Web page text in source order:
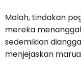
Malah, tindakan
mereka
sedemikian
menjejaskan